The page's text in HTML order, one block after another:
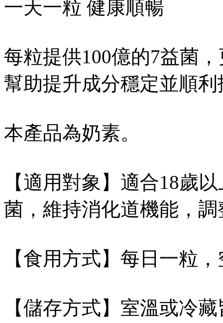
一天一粒 健康順暢
每粒提供100億的7益菌
幫助提升成分穩定並順
本產品為奶素。
【適用對象】適合18歲
菌，維持消化道機能，
【食用方式】每日一粒
【儲存方式】室溫或冷